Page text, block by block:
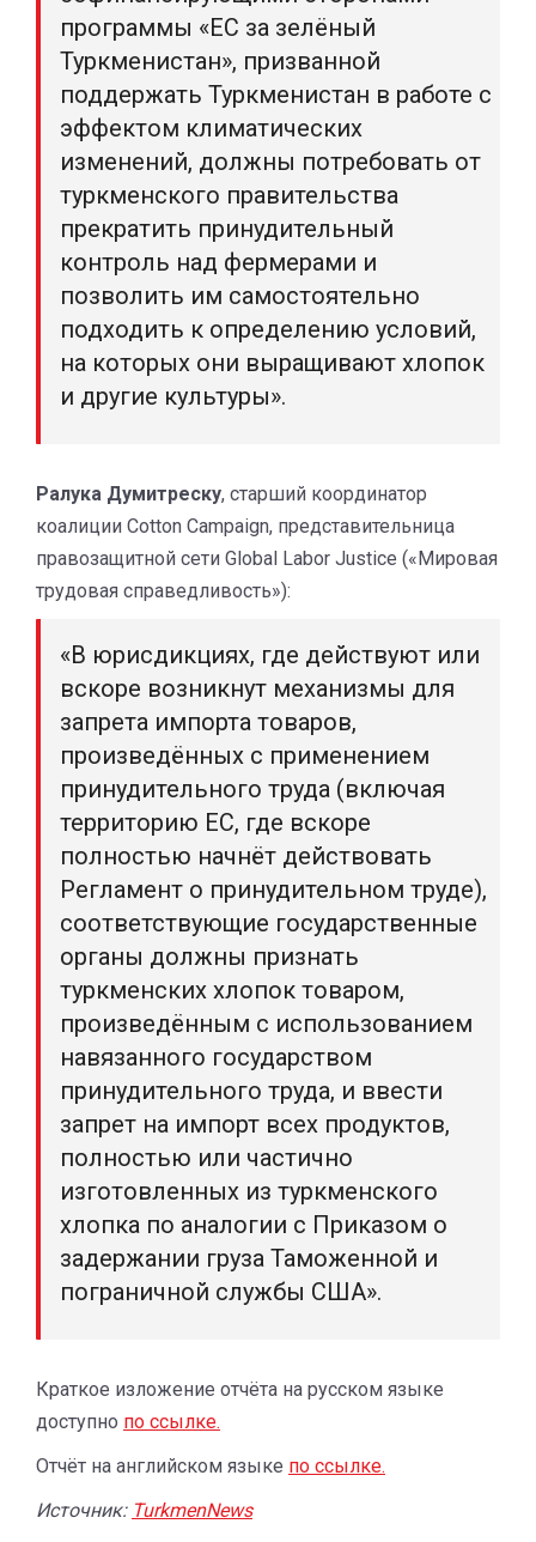
программы «ЕС за зелёный
Туркменистан», призванной
поддержать Туркменистан в работе с
эффектом климатических
изменений, должны потребовать от
туркменского правительства
прекратить принудительный
контроль над фермерами и
позволить им самостоятельно
подходить к определению условий,
на которых они выращивают хлопок
и другие культуры».
Ралука Думитреску, старший координатор
коалиции Cotton Campaign, представительница
правозащитной сети Global Labor Justice («Мировая
трудовая справедливость»):
«В юрисдикциях, где действуют или
вскоре возникнут механизмы для
запрета импорта товаров,
произведённых с применением
принудительного труда (включая
территорию ЕС, где вскоре
полностью начнёт действовать
Регламент о принудительном труде),
соответствующие государственные
органы должны признать
туркменских хлопок товаром,
произведённым с использованием
навязанного государством
принудительного труда, и ввести
запрет на импорт всех продуктов,
полностью или частично
изготовленных из туркменского
хлопка по аналогии с Приказом о
задержании груза Таможенной и
пограничной службы США».
Краткое изложение отчёта на русском языке
доступно по ссылке.
Отчёт на английском языке по ссылке.
Источник: TurkmenNews